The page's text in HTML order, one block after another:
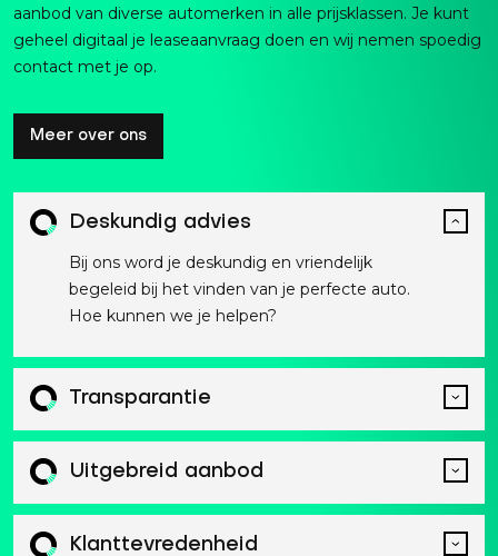
aanbod van diverse automerken in alle prijsklassen. Je kunt
geheel digitaal je leaseaanvraag doen en wij nemen spoedig
contact met je op.
Meer over ons
Deskundig advies
Bij ons word je deskundig en vriendelijk
begeleid bij het vinden van je perfecte auto.
Hoe kunnen we je helpen?
Transparantie
Uitgebreid aanbod
Klanttevredenheid